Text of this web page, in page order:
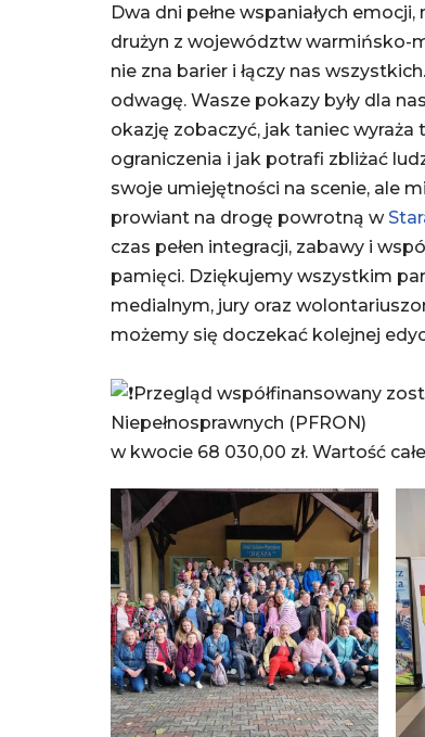
Dwa dni pełne wspaniałych
drużyn z województw warmińsko-
nie zna barier i łączy nas
odwagę. Wasze pokazy były dla
okazję zobaczyć, jak taniec
ograniczenia i jak potrafi zbliżać
swoje umiejętności na scenie, ale
prowiant na drogę powrotną w
czas pełen integracji, zabawy i
pamięci. Dziękujemy wszystkim
medialnym, jury oraz
możemy się doczekać kolejnej
Przegląd współfinansowany
Niepełnosprawnych (PFRON)
w kwocie 68 030,00 zł. Wartość